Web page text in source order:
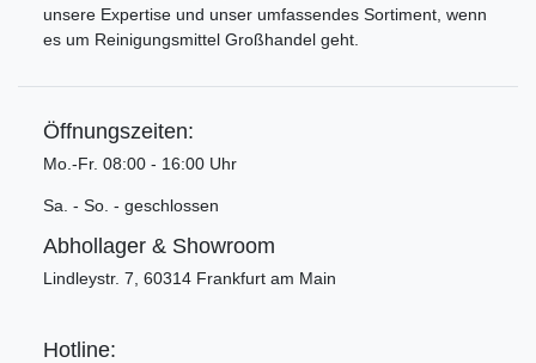
unsere Expertise und unser umfassendes Sortiment, wenn
es um Reinigungsmittel Großhandel geht.
Öffnungszeiten:
Mo.-Fr. 08:00 - 16:00 Uhr
Sa. - So. - geschlossen
Abhollager & Showroom
Lindleystr. 7, 60314 Frankfurt am Main
Hotline: